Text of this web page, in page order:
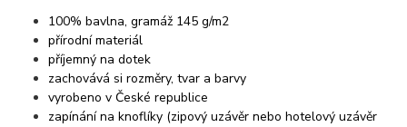
100% bavlna, gramáž 145 g/m2
přírodní materiál
příjemný na dotek
zachovává si rozměry, tvar a barvy
vyrobeno v České republice
zapínání na knoflíky (zipový uzávěr nebo hotelový uzávěr